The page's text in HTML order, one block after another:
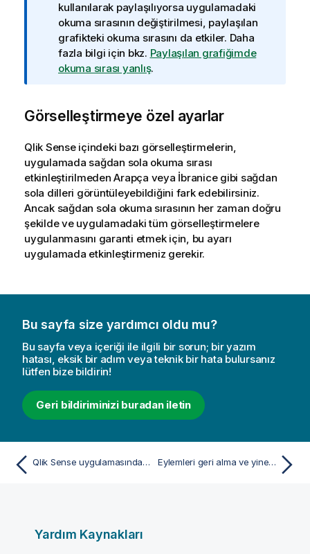
i
l
g
i
n
u
kullanılarak paylaşılıyorsa uygulamadaki
okuma sırasının değiştirilmesi, paylaşılan
grafikteki okuma sırasını da etkiler. Daha
fazla bilgi için bkz. Paylaşılan grafiğimde
okuma sırası yanlış.
Görselleştirmeye özel ayarlar
Qlik Senseiçindeki bazı görselleştirmelerin,
uygulamada sağdan sola okuma sırası
etkinleştirilmeden Arapça veya İbranice gibi sağdan
sola dilleri görüntüleyebildiğini fark edebilirsiniz.
Ancak sağdan sola okuma sırasının her zaman doğru
şekilde ve uygulamadaki tüm görselleştirmelere
uygulanmasını garanti etmek için, bu ayarı
uygulamada etkinleştirmeniz gerekir.
Bu sayfa size yardımcı oldu mu?
Bu sayfa veya içeriği ile ilgili bir sorun; bir yazım
hatası, eksik bir adım veya teknik bir hata bulursanız
lütfen bize bildirin!
Geri bildiriminizi buradan iletin
Qlik Sense uygulamasında dili değiştirme Eylemleri geri alma ve yineleme
Yardım Kaynakları